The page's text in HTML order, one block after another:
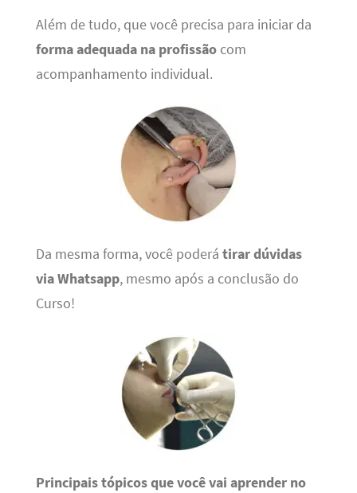
Além de tudo, que você precisa para iniciar da
forma adequada na profissãocom
acompanhamento individual.
Da mesma forma, você poderá tirar dúvidas
via Whatsapp, mesmo após a conclusão do
Curso!
Principais tópicos que você vai aprender no